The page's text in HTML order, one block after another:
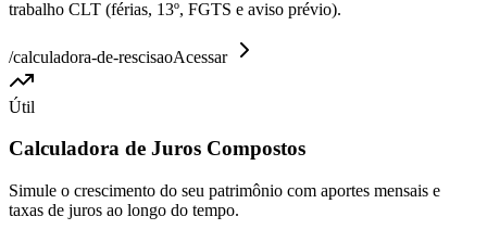
trabalho CLT (férias, 13º, FGTS e aviso prévio).
/calculadora-de-rescisaoAcessar
Útil
Calculadora de Juros Compostos
Simule o crescimento do seu patrimônio com aportes mensais e
taxas de juros ao longo do tempo.